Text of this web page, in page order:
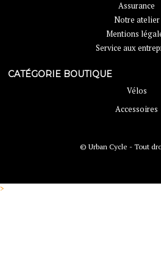
Assurance
Notre atelier
Mentions
Service aux
CATÉGORIE BOUTIQUE
Vélos
Accessoires
© Urban Cycle - Tout
>